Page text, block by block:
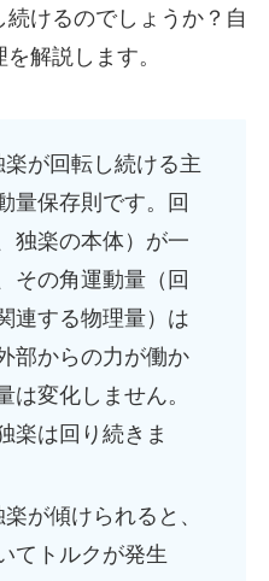
けるのでしょうか？自
解説します。
楽が回転し続ける主
量保存則です。回
独楽の本体）が一
その角運動量（回
連する物理量）は
部からの力が働か
は変化しません。
楽は回り続きま
が傾けられると、
てトルクが発生